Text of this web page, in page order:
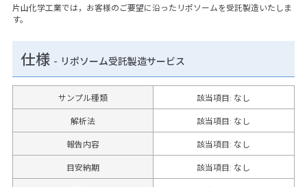
片山化学工業では，お客様のご要望に沿ったリポソームを受託製造いたしま
す。
仕様 - リポソーム受託製造サービス
サンプル種類 該当項目: なし
解析法 該当項目: なし
報告内容 該当項目: なし
目安納期 該当項目: なし